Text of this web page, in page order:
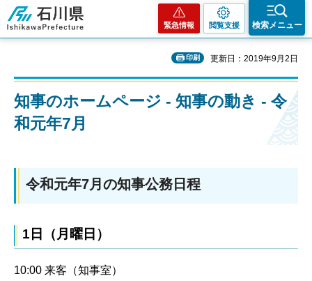
石川県
緊急情報 閲覧支援 検索メニュー
印刷 更新日：2019年9月2日
知事のホームページ - 知事の動き - 令
和元年7月
令和元年7月の知事公務日程
1日（月曜日）
10:00 来客（知事室）